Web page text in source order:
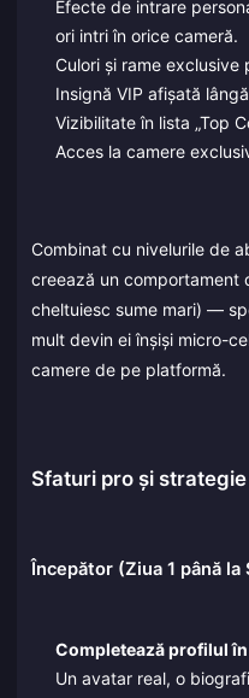
Efecte de intrare
ori intri în orice cameră.
Culori și rame
Insignă VIP afișată
Vizibilitate în lista „Top
Acces la camere
Combinat cu nivelurile de
creează un comportament
cheltuiesc sume mari) —
mult devin ei înșiși micro-
camere de pe platformă.
Sfaturi pro și strategie
Începător (Ziua 1 până la
Completează profilul
Un avatar real, o